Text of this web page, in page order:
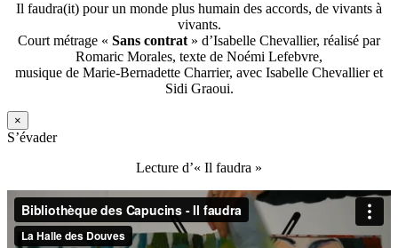
Il faudra(it) pour un monde plus humain des accords, de vivants à
vivants.
Court métrage « Sans contrat » d’Isabelle Chevallier, réalisé par
Romaric Morales, texte de Noémi Lefebvre,
musique de Marie-Bernadette Charrier, avec Isabelle Chevallier et
Sidi Graoui.
×
S’évader
Lecture d’« Il faudra »